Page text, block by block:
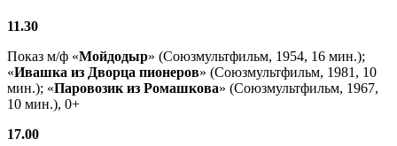
11.30
Показ м/ф «Мойдодыр» (Союзмультфильм, 1954, 16 мин.);
«Ивашка из Дворца пионеров» (Союзмультфильм, 1981, 10
мин.); «Паровозик из Ромашкова» (Союзмультфильм, 1967,
10 мин.), 0+
17.00